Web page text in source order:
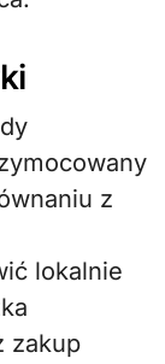
z
lokalnie
zakup